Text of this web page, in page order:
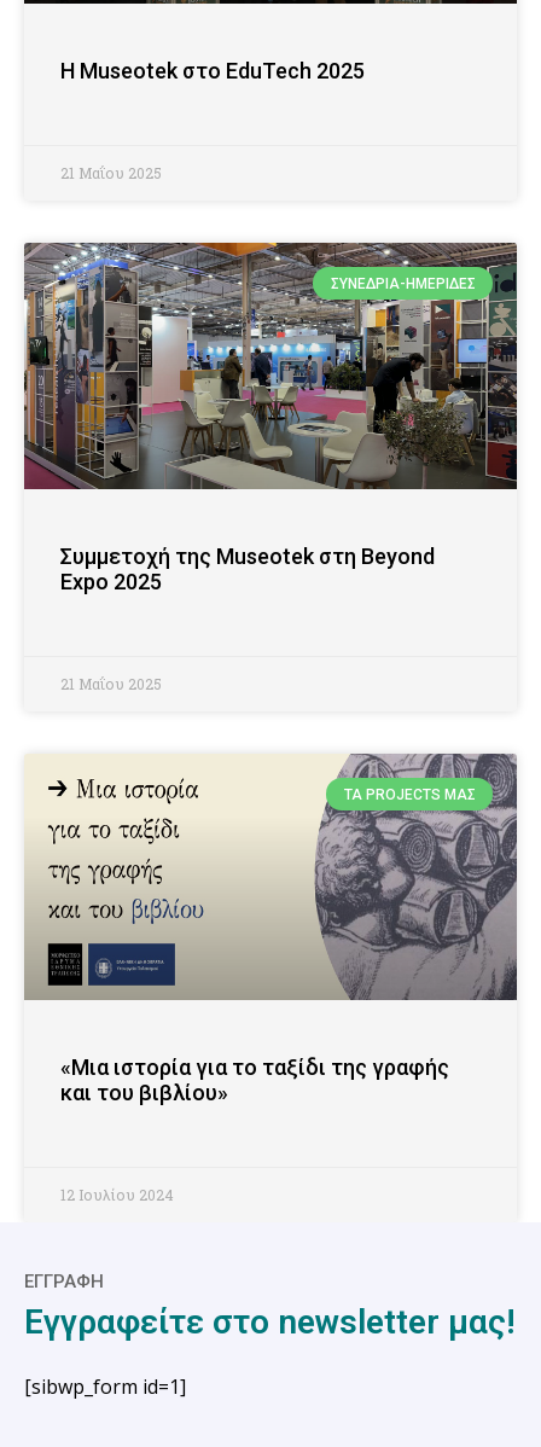
Η Museotek στο EduTech 2025
21 Μαΐου 2025
ΣΥΝΈΔΡΙΑ-ΗΜΕΡΊΔΕΣ
Συμμετοχή της Museotek στη Beyond
Expo 2025
21 Μαΐου 2025
ΤΑ PROJECTS ΜΑΣ
«Μια ιστορία για το ταξίδι της γραφής
και του βιβλίου»
12 Ιουλίου 2024
ΕΓΓΡΑΦΗ
Εγγραφείτε στο newsletter μας!
[sibwp_form id=1]